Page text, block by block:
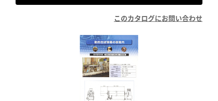
このカタログにお問い合わせ